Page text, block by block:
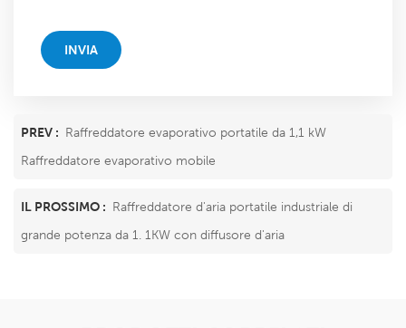
INVIA
PREV : Raffreddatore evaporativo portatile da 1,1 kW
Raffreddatore evaporativo mobile
IL PROSSIMO : Raffreddatore d'aria portatile industriale di
grande potenza da 1. 1KW con diffusore d'aria